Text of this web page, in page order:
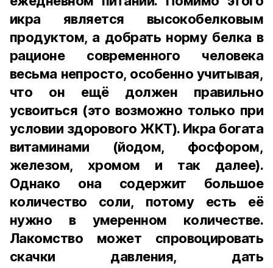
икра является высокобелковым
продуктом, а добрать норму белка в
рационе современного человека
весьма непросто, особенно учитывая,
что он ещё должен правильно
усвоиться (это возможно только при
условии здорового ЖКТ). Икра богата
витаминами (йодом, фосфором,
железом, хромом и так далее).
Однако она содержит большое
количество соли, потому есть её
нужно в умеренном количестве.
Лакомство может спровоцировать
скачки давления, дать